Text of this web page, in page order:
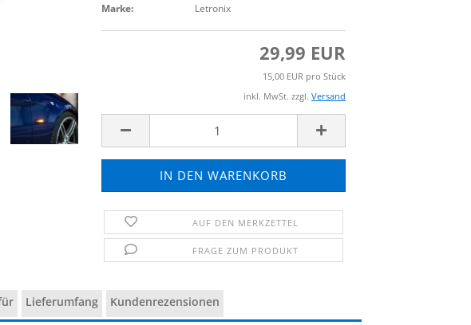
Marke:
Letronix
29,99 EUR
15,00 EUR pro Stück
inkl. MwSt. zzgl. Versand
AUF DEN MERKZETTEL
FRAGE ZUM PRODUKT
Lieferumfang Kundenrezensionen